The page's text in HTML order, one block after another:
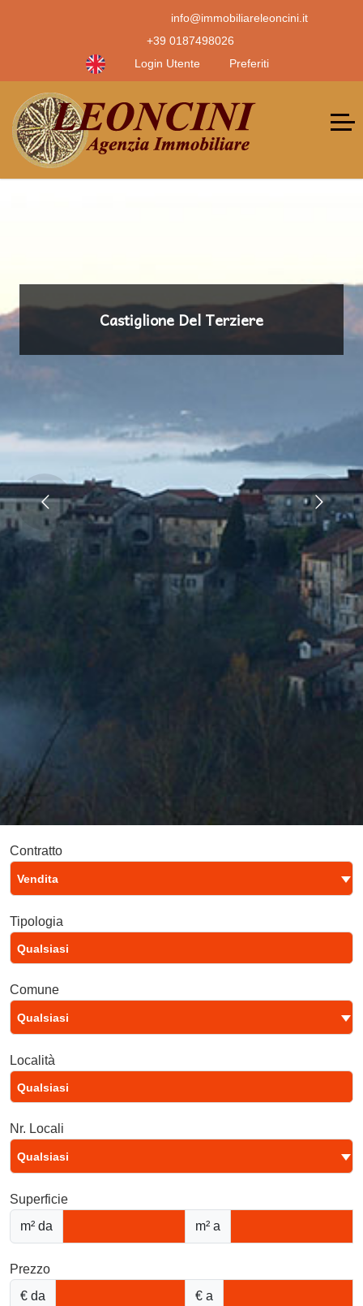
info@immobiliareleoncini.it
+39 0187498026
Login Utente
Preferiti
Castiglione Del Terziere
Contratto
Vendita
Tipologia
Comune
Qualsiasi
Località
Nr. Locali
Qualsiasi
Superficie
m² da
m² a
Prezzo
€ da
€ a